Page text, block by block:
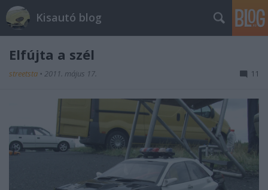
Kisautó blog
Elfújta a szél
streetsta • 2011. május 17. 11